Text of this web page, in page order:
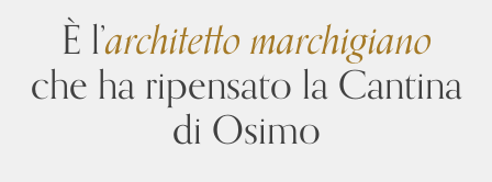
È l’architetto marchigiano
che ha ripensato la Cantina
di Osimo